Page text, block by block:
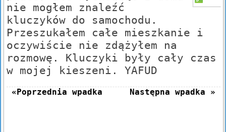
nie mogłem znaleźć
kluczyków do samochodu.
Przeszukałem całe mieszkanie i
oczywiście nie zdążyłem na
rozmowę. Kluczyki były cały czas
w mojej kieszeni. YAFUD
«Poprzednia wpadka Następna wpadka »